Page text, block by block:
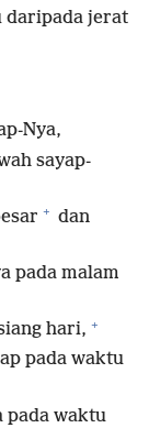
daripada jerat
Nya,
sayap-
+ dan
pada malam
hari, +
pada waktu
pada waktu